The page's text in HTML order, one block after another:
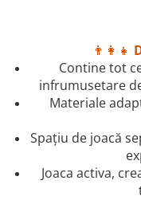
Carti de Colorat &
Carti cu Apa &
Camera Copilului
Balansoare & Covorase
Carusele & Jucarii
Corturi & Spatii de
Depozitare &
👨‍👩‍👧
Contine tot
infrumusetare
Materiale
Spațiu de joacă
Joaca activa,